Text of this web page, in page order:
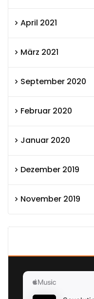
April 2021
März 2021
September 2020
Februar 2020
Januar 2020
Dezember 2019
November 2019